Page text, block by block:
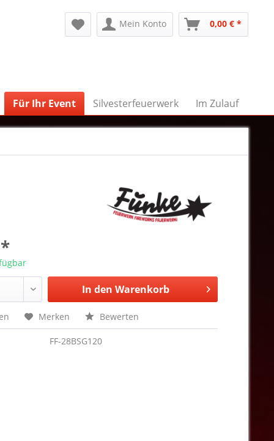
Mein Konto 0,00 € *
Für Ihr Event Silvesterfeuerwerk Im Zulauf
In den Warenkorb
Merken Bewerten
FF-28BSG120